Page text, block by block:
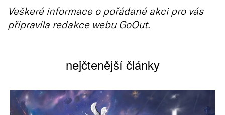
Veškeré informace o pořádané akci pro vás
připravila redakce webu GoOut.
nejčtenější články